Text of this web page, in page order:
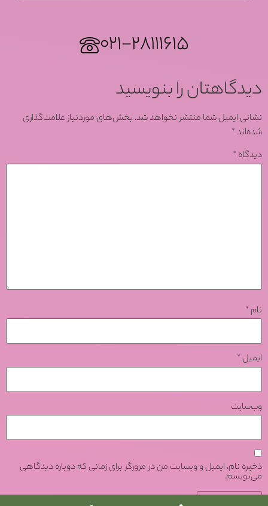
۰۲۱-۲۸۱۱۱۶۱۵
دیدگاهتان را بنویسید
نشانی ایمیل شما منتشر نخواهد شد. بخش‌های موردنیاز علامت‌گذاری
شده‌اند*
دیدگاه *
نام *
ایمیل*
وب‌سایت
ذخیره نام، ایمیل و وبسایت من در مرورگر برای زمانی که دوباره دیدگاهی
می‌نویسم.